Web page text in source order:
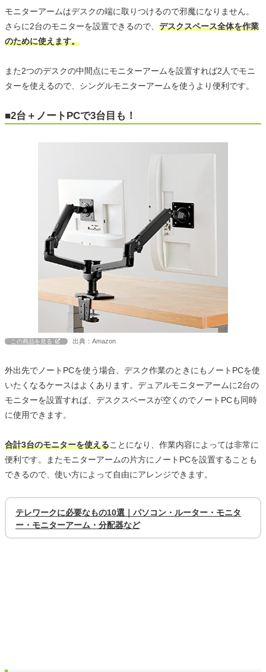
モニターアームはデスクの端に取りつけるので邪魔になりません。
さらに2台のモニターを設置できるので、 デスクスペース全体を作業
のために使えます。
また2つのデスクの中間点にモニターアームを設置すれば2人でモニ
ターを使えるので、シングルモニターアームを使うより便利です。
■2台＋ノートPCで3台目も！
この商品を見る 出典：Amazon
外出先でノートPCを使う場合、デスク作業のときにもノートPCを使
いたくなるケースはよくあります。デュアルモニターアームに2台の
モニターを設置すれば、デスクスペースが空くのでノートPCも同時
に使用できます。
合計3台のモニターを使えることになり、作業内容によっては非常に
便利です。またモニターアームの片方にノートPCを設置することも
できるので、使い方によって自由にアレンジできます。
テレワークに必要なもの10選｜パソコン・ルーター・モニタ
ー・モニターアーム・分配器など